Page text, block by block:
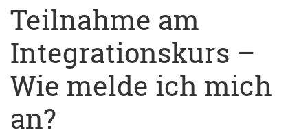
Teilnahme am
Integrationskurs –
Wie melde ich mich
an?